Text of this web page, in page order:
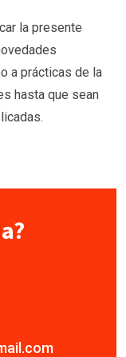
la presente
a prácticas de la
hasta que sean